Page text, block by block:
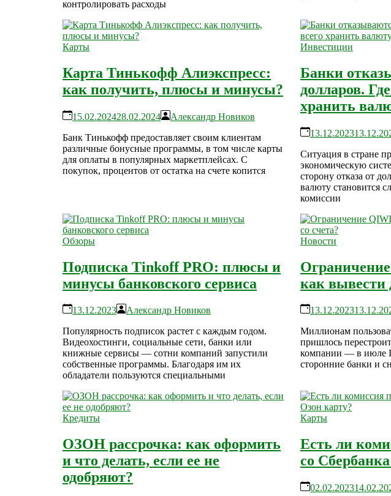
контролировать расходы
Карты
Карта Тинькофф Алиэкспресс:
как получить, плюсы и минусы?
15.02.202428.02.2024
Александр Новиков
Банк Тинькофф предоставляет своим клиентам
различные бонусные программы, в том числе карты
для оплаты в популярных маркетплейсах. С
покупок, процентов от остатка на счете копится
Инвестиции
Банки
долларов.
хранить
13.12.2023
Ситуация в стране
экономическую
сторону отказа от
валюту становится
комиссии
Обзоры
Подписка Tinkoff PRO: плюсы и
минусы банковского сервиса
13.12.2023
Александр Новиков
Популярность подписок растет с каждым годом.
Видеохостинги, социальные сети, банки или
книжные сервисы — сотни компаний запустили
собственные программы. Благодаря им их
обладатели пользуются специальными
Новости
как вывести
13.12.2023
Миллионам
пришлось
компании — в июле
сторонние банки и
Кредиты
ОЗОН рассрочка: как оформить
и что делать, если ее не
одобряют?
Карты
Есть ли
со
02.02.2023